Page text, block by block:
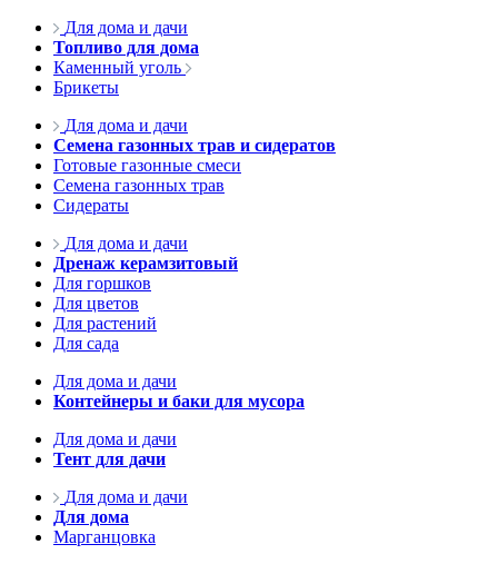
Для дома и дачи
Топливо для дома
Каменный уголь
Брикеты
Для дома и дачи
Семена газонных трав и сидератов
Готовые газонные смеси
Семена газонных трав
Сидераты
Для дома и дачи
Дренаж керамзитовый
Для горшков
Для цветов
Для растений
Для сада
Для дома и дачи
Контейнеры и баки для мусора
Для дома и дачи
Тент для дачи
Для дома и дачи
Для дома
Марганцовка